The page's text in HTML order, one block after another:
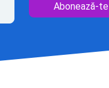
Abonează-te